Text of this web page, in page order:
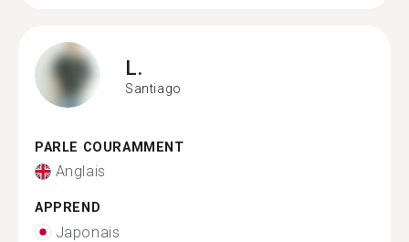
L.
Santiago
PARLE COURAMMENT
Anglais
APPREND
Japonais